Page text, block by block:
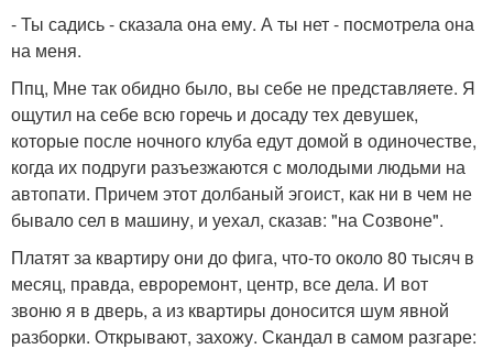
- Ты садись - сказала она ему. А ты нет - посмотрела она
на меня.
Ппц, Мне так обидно было, вы себе не представляете. Я
ощутил на себе всю горечь и досаду тех девушек,
которые после ночного клуба едут домой в одиночестве,
когда их подруги разъезжаются с молодыми людьми на
автопати. Причем этот долбаный эгоист, как ни в чем не
бывало сел в машину, и уехал, сказав: "на Созвоне".
Платят за квартиру они до фига, что-то около 80 тысяч в
месяц, правда, евроремонт, центр, все дела. И вот
звоню я в дверь, а из квартиры доносится шум явной
разборки. Открывают, захожу. Скандал в самом разгаре: